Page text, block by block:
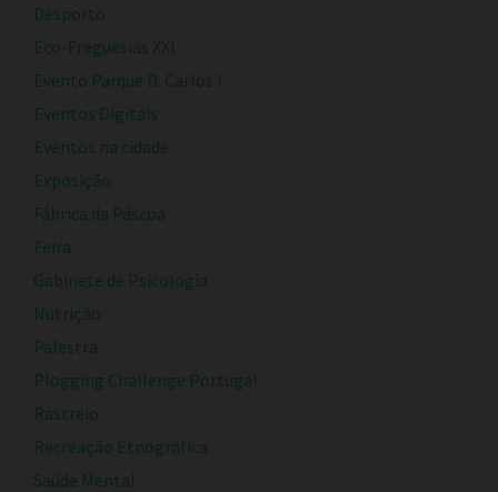
Desporto
Eco-Freguesias XXI
Evento Parque D. Carlos I
Eventos Digitais
Eventos na cidade
Exposição
Fábrica da Páscoa
Feira
Gabinete de Psicologia
Nutrição
Palestra
Plogging Challenge Portugal
Rastreio
Recreação Etnográfica
Saúde Mental